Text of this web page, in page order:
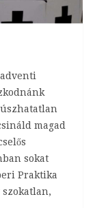
magad
sokat
Praktika